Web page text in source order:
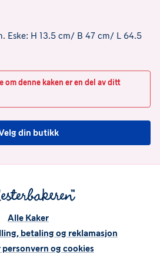
Eske: H 13.5 cm/ B 47 cm/ L 64.5
om denne kaken er en del av ditt
din butikk
Alle Kaker
betaling og reklamasjon
og cookies